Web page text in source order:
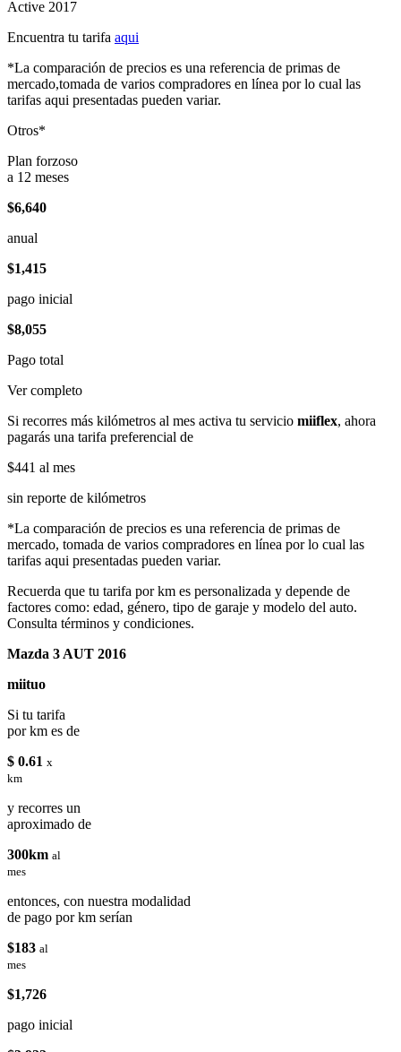
Active 2017
Encuentra tu tarifa aqui
*La comparación de precios es una referencia de primas de
mercado,tomada de varios compradores en línea por lo cual las
tarifas aqui presentadas pueden variar.
Otros*
Plan forzoso
a 12 meses
$6,640
anual
$1,415
pago inicial
$8,055
Pago total
Ver completo
Si recorres más kilómetros al mes activa tu servicio miiflex, ahora
pagarás una tarifa preferencial de
$441 al mes
sin reporte de kilómetros
*La comparación de precios es una referencia de primas de
mercado, tomada de varios compradores en línea por lo cual las
tarifas aqui presentadas pueden variar.
Recuerda que tu tarifa por km es personalizada y depende de
factores como: edad, género, tipo de garaje y modelo del auto.
Consulta términos y condiciones.
Mazda 3 AUT 2016
miituo
Si tu tarifa
por km es de
$ 0.61 x
km
y recorres un
aproximado de
300km al
mes
entonces, con nuestra modalidad
de pago por km serían
$183 al
mes
$1,726
pago inicial